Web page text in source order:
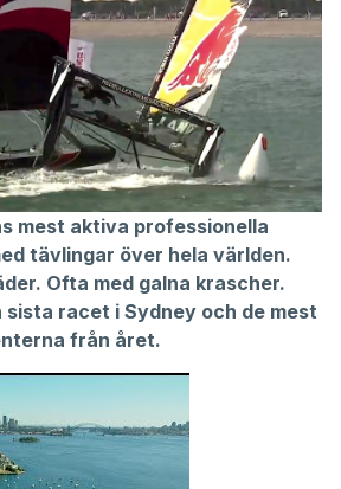
mest aktiva professionella
tävlingar över hela världen.
Ofta med galna krascher.
sista racet i Sydney och de mest
från året.